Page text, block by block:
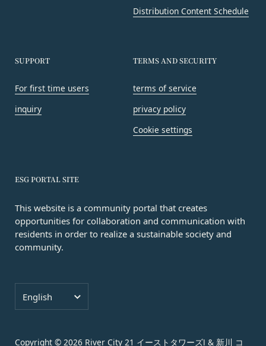
Distribution Content Schedule
SUPPORT
For first time users
inquiry
TERMS AND SECURITY
terms of service
privacy policy
Cookie settings
ESG PORTAL SITE
This website is a community portal that creates
opportunities for collaboration and communication with
residents in order to realize a sustainable society and
community.
English
Copyright © 2026 River City 21 イーストタワーズⅠ & 新川 コ
委託先等の管理
提供または開示する場合、当該委託先に対し、適切
な取扱いおよび保護を行わせ、第三者への開示・提
ないよう適切に管理および監督します。
は利用停止を希望される場合には、個人情報保護法
て、速やかに対応させていただきます。
なお、かかる場合には、本人確認をさせていただく
場合があります。
お問い合わせ
は、下記の窓口までお願いいたします。
メールによるお問い合わせ
係者であると当社が判断した場合
意味します。以下同じ。）であるまたは資金提
もしくは経営に協力もしくは関与する等反社会
的勢力等との何らかの交流もしくは関係を行っ
その他会員登録が適当でないと当社が判断した
会員は、登録情報の内容の全部または一部に関して
録内容を変更する手続きを行うものとします。
会員が前項に定める変更手続きを行わなかった場合
には、既に登録済みの情報に基づく処理を適正・有
効なものとすることをあらかじめ承諾します。
たことにより生じた損害について、当社は一切責任
を負いません。
第6条（IDおよびパスワードの管理）
認・登録されたお客様IDおよびパスワードの利